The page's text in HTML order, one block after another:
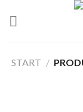
START /